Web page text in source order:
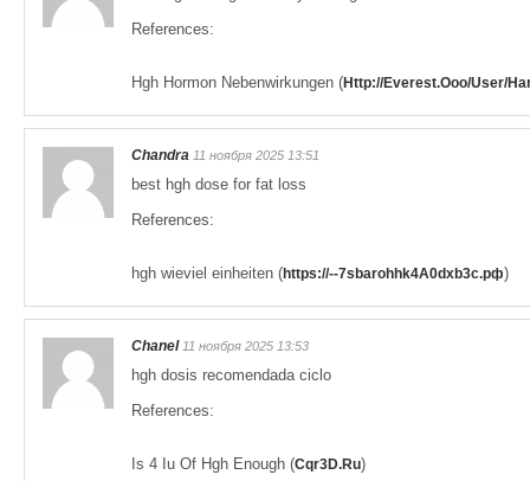
References:
Hgh Hormon Nebenwirkungen (Http://Everest.Ooo/User/
Chandra 11 ноября 2025 13:51
best hgh dose for fat loss
References:
hgh wieviel einheiten (https://--7sbarohhk4A0dxb3c.рф)
Chanel11 ноября 2025 13:53
hgh dosis recomendada ciclo
References:
Is 4 Iu Of Hgh Enough (Cqr3D.Ru)